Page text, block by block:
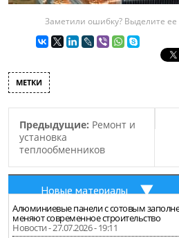
Заметили ошибку? Выделите
МЕТКИ
Предыдущие: Ремонт и
установка
теплообменников
Новые материалы
Алюминиевые панели с сотовым
меняют современное строительство
Новости - 27.07.2026 - 19:11